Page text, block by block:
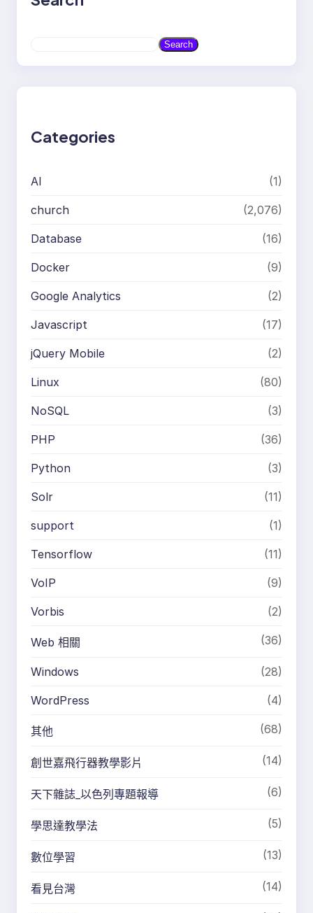
Search
Categories
AI (1)
church (2,076)
Database (16)
Docker (9)
Google Analytics (2)
Javascript (17)
jQuery Mobile (2)
Linux (80)
NoSQL (3)
PHP (36)
Python (3)
Solr (11)
support (1)
Tensorflow (11)
VoIP (9)
Vorbis (2)
Web 相關 (36)
Windows (28)
WordPress (4)
其他 (68)
創世嘉飛行器教學影片 (14)
天下雜誌_以色列專題報導 (6)
學思達教學法 (5)
數位學習 (13)
看見台灣 (14)